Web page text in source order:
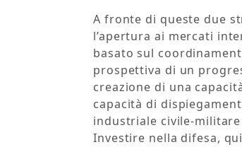
A fronte di queste due
l’apertura ai mercati
basato sul
prospettiva di un
creazione di una
capacità di
industriale civile-
Investire nella difesa,